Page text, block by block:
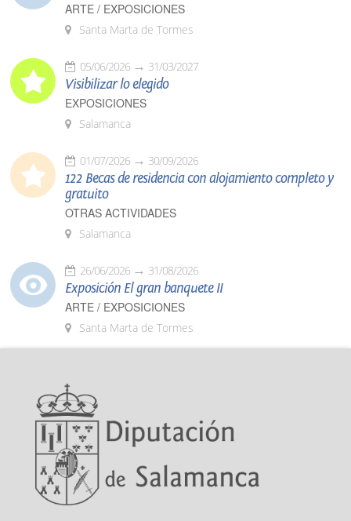
ARTE / EXPOSICIONES
Santa Marta de Tormes
05/06/2026 31/03/2027
Visibilizar lo elegido
EXPOSICIONES
Salamanca
01/07/2026 30/09/2026
122 Becas de residencia con alojamiento completo y
gratuito
OTRAS ACTIVIDADES
Salamanca
26/06/2026 31/08/2026
Exposición El gran banquete II
ARTE / EXPOSICIONES
Santa Marta de Tormes